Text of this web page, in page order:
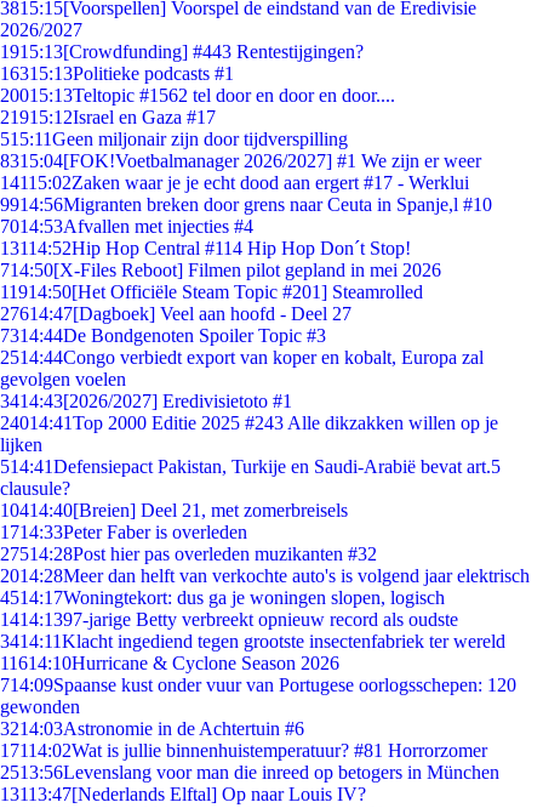
3815:15[Voorspellen] Voorspel de eindstand van de Eredivisie
2026/2027
1915:13[Crowdfunding] #443 Rentestijgingen?
16315:13Politieke podcasts #1
20015:13Teltopic #1562 tel door en door en door....
21915:12Israel en Gaza #17
515:11Geen miljonair zijn door tijdverspilling
8315:04[FOK!Voetbalmanager 2026/2027] #1 We zijn er weer
14115:02Zaken waar je je echt dood aan ergert #17 - Werklui
9914:56Migranten breken door grens naar Ceuta in Spanje,l #10
7014:53Afvallen met injecties #4
13114:52Hip Hop Central #114 Hip Hop Don´t Stop!
714:50[X-Files Reboot] Filmen pilot gepland in mei 2026
11914:50[Het Officiële Steam Topic #201] Steamrolled
27614:47[Dagboek] Veel aan hoofd - Deel 27
7314:44De Bondgenoten Spoiler Topic #3
2514:44Congo verbiedt export van koper en kobalt, Europa zal
gevolgen voelen
3414:43[2026/2027] Eredivisietoto #1
24014:41Top 2000 Editie 2025 #243 Alle dikzakken willen op je
lijken
514:41Defensiepact Pakistan, Turkije en Saudi-Arabië bevat art.5
clausule?
10414:40[Breien] Deel 21, met zomerbreisels
1714:33Peter Faber is overleden
27514:28Post hier pas overleden muzikanten #32
2014:28Meer dan helft van verkochte auto's is volgend jaar elektrisch
4514:17Woningtekort: dus ga je woningen slopen, logisch
1414:1397-jarige Betty verbreekt opnieuw record als oudste
3414:11Klacht ingediend tegen grootste insectenfabriek ter wereld
11614:10Hurricane & Cyclone Season 2026
714:09Spaanse kust onder vuur van Portugese oorlogsschepen: 120
gewonden
3214:03Astronomie in de Achtertuin #6
17114:02Wat is jullie binnenhuistemperatuur? #81 Horrorzomer
2513:56Levenslang voor man die inreed op betogers in München
13113:47[Nederlands Elftal] Op naar Louis IV?